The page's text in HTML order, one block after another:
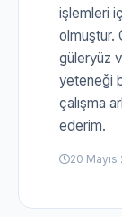
işlemleri
olmuştur.
güleryüz
yeteneği
çalışma
ederim.
20 Mayıs